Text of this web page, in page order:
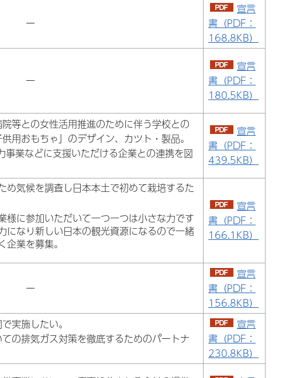
ー
宣言
書（PDF：
168.8KB）
ー
宣言
書（PDF：
180.5KB）
等との女性活用推進のために伴う学校との
用おもちゃ」のデザイン、カツト・製品。
事業などに支援いただける企業との連携を図
宣言
書（PDF：
439.5KB）
め気候を調査し日本本土で初めて栽培するた
様に参加いただいて一つ一つは小さな力です
になり新しい日本の観光資源になるので一緒
業を募集。
宣言
書（PDF：
166.1KB）
ー
宣言
書（PDF：
156.8KB）
実施したい。
の排気ガス対策を徹底するためのパートナ
宣言
書（PDF：
230.8KB）